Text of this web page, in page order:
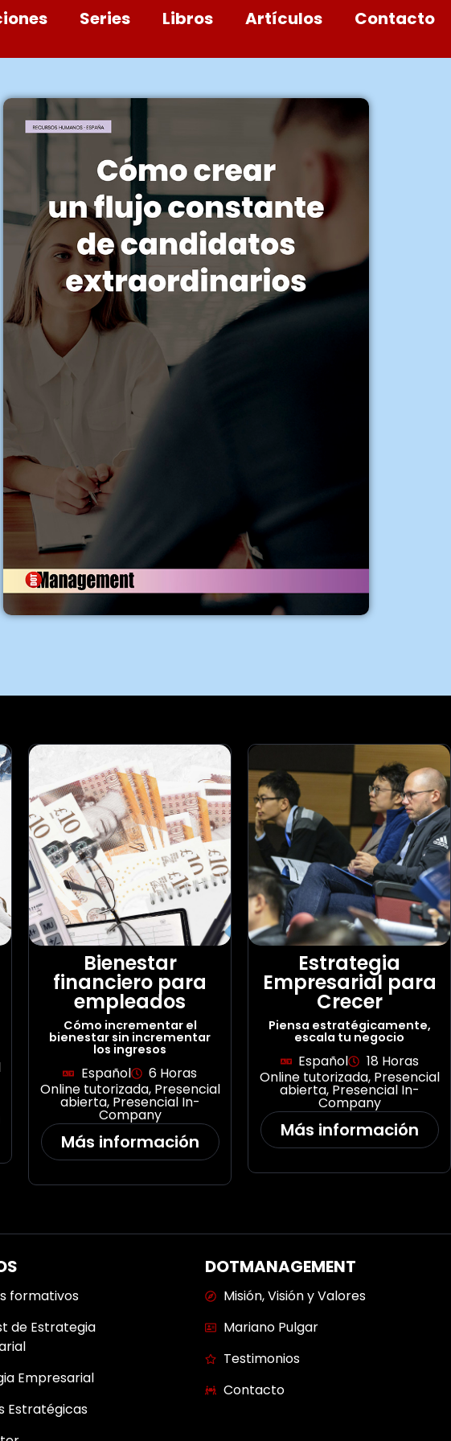
Series Libros Artículos Contacto
Bienestar
financiero para
empleados
Cómo incrementar el
bienestar sin incrementar
los ingresos
Español
6 Horas
Online tutorizada, Presencial
abierta, Presencial In-
Company
Más información
Estrategia
Empresarial para
Crecer
Piensa estratégicamente,
escala tu negocio
Español
18 Horas
Online tutorizada, Presencial
abierta, Presencial In-
Company
Más información
formativos
de Estrategia
Empresarial
Estratégicas
DOTMANAGEMENT
Misión, Visión y Valores
Mariano Pulgar
Testimonios
Contacto